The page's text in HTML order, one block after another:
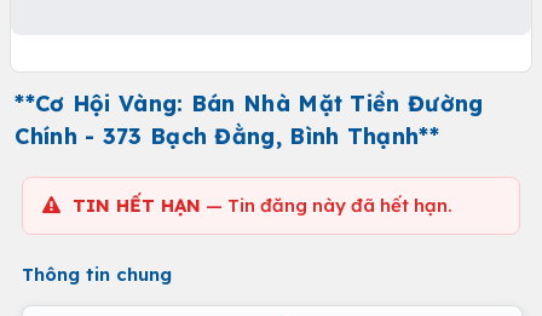
**Cơ Hội Vàng: Bán Nhà Mặt Tiền Đường
Chính - 373 Bạch Đằng, Bình Thạnh**
TIN HẾT HẠN — Tin đăng này đã hết hạn.
Thông tin chung